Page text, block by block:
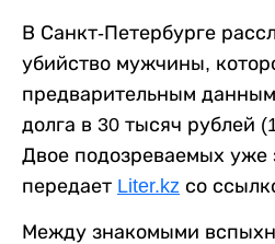
В Санкт-Петербурге
убийство мужчины,
предварительным
долга в 30 тысяч рублей
Двое подозреваемых уже
передает Liter.kz со
Между знакомыми